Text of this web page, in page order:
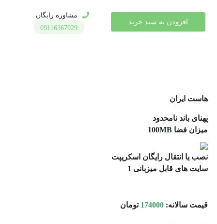
افزودن به سبد خرید
مشاوره رایگان
09116367929
هاست ایران
پهنای باند نامحدود
میزان فضا 100MB
نصب یا انتقال رایگان اسکریپت
سایت های قابل میزبانی 1
قیمت سالانه: 174000 تومان